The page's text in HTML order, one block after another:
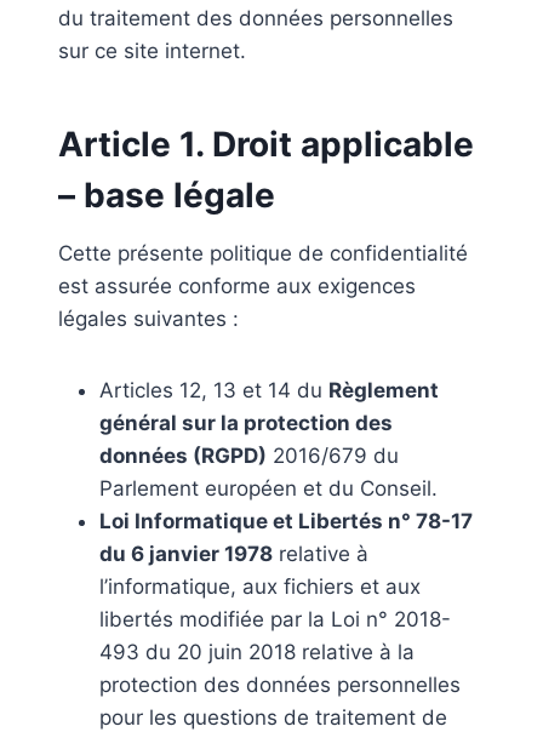
du traitement des données personnelles
sur ce site internet.
Article 1. Droit applicable
– base légale
Cette présente politique de confidentialité
est assurée conforme aux exigences
légales suivantes :
Articles 12, 13 et 14 du Règlement
général sur la protection des
données (RGPD) 2016/679 du
Parlement européen et du Conseil.
Loi Informatique et Libertés n° 78-17
du 6 janvier 1978 relative à
l’informatique, aux fichiers et aux
libertés modifiée par la Loi n° 2018-
493 du 20 juin 2018 relative à la
protection des données personnelles
pour les questions de traitement de